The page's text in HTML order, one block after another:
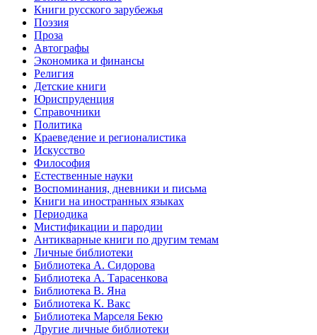
Книги русского зарубежья
Поэзия
Проза
Автографы
Экономика и финансы
Религия
Детские книги
Юриспруденция
Справочники
Политика
Краеведение и регионалистика
Искусство
Философия
Естественные науки
Воспоминания, дневники и письма
Книги на иностранных языках
Периодика
Мистификации и пародии
Антикварные книги по другим темам
Личные библиотеки
Библиотека А. Сидорова
Библиотека А. Тарасенкова
Библиотека В. Яна
Библиотека К. Вакс
Библиотека Марселя Бекю
Другие личные библиотеки